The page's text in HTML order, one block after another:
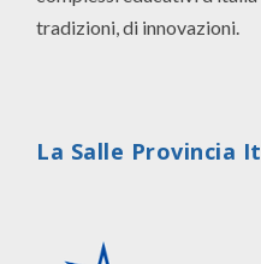
tradizioni, di innovazioni.
La Salle Provincia